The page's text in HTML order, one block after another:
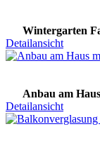
Wintergarten
Detailansicht
Anbau am
Detailansicht